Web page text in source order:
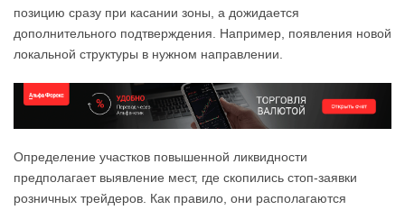
позицию сразу при касании зоны, а дожидается
дополнительного подтверждения. Например, появления новой
локальной структуры в нужном направлении.
Определение участков повышенной ликвидности
предполагает выявление мест, где скопились стоп-заявки
розничных трейдеров. Как правило, они располагаются